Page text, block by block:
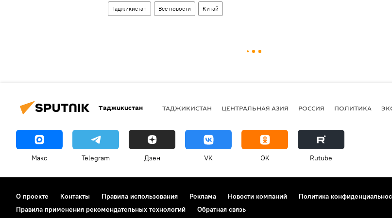
Таджикистан Все новости Китай
Таджикистан ТАДЖИКИСТАН ЦЕНТРАЛЬНАЯ АЗИЯ РОССИЯ ПОЛИТИКА
Макс Telegram Дзен VK OK Rutube
О проекте Контакты Правила использования Реклама Новости компаний Политика
Правила применения рекомендательных технологий
Обратная связь